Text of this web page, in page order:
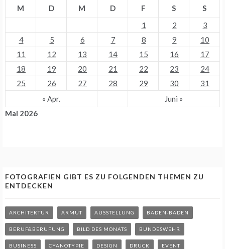
Mai 2026
M D M D F S
S
1
2
3
4
5 6 7 8 9
10
11
12 13 14 15 16
17
18
19 20 21 22 23
24
25
26 27 28 29 30
31
« Apr.
Juni »
FOTOGRAFIEN GIBT ES ZU FOLGENDEN THEMEN ZU
ENTDECKEN
ARCHITEKTUR ARMUT AUSSTELLUNG BADEN-BADEN
BERUF&BERUFUNG BILD DES MONATS BUNDESWEHR
BUSINESS CYANOTYPIE DESIGN DRUCK EVENT